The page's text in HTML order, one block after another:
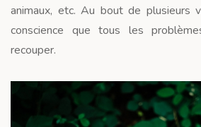
animaux, etc. Au bout de plusieurs
conscience que tous les
recouper.